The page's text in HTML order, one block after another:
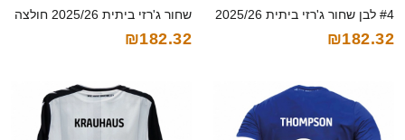
#4 לבן שחור ג'רזי ביתית 2025/26
חולצה קצרה
₪182.32
שחור ג'רזי ביתית 2025/26 חולצה
קצרה
₪182.32